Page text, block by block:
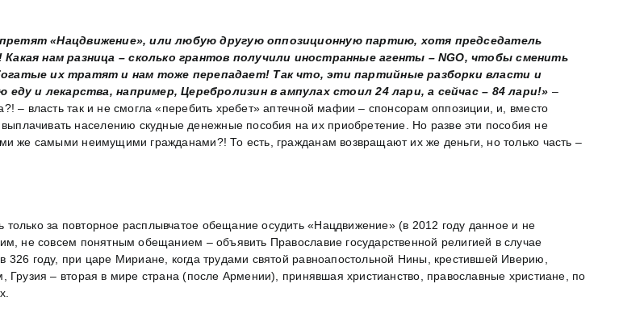
«Нацдвижение», или любую другую оппозиционную партию, хотя председатель
нам разница – сколько грантов получили иностранные агенты – NGO, чтобы сменить
их тратят и нам тоже перепадает! Так что, эти партийные разборки власти и
и лекарства, например, Церебролизин в ампулах стоил 24 лари, а сейчас – 84 лари!» –
– власть так и не смогла «перебить хребет» аптечной мафии – спонсорам оппозиции, и, вместо
населению скудные денежные пособия на их приобретение. Но разве эти пособия не
же самыми неимущими гражданами?! То есть, гражданам возвращают их же деньги, но только часть –
за повторное расплывчатое обещание осудить «Нацдвижение» (в 2012 году данное и не
не совсем понятным обещанием – объявить Православие государственной религией в случае
326 году, при царе Мириане, когда трудами святой равноапостольной Нины, крестившей Иверию,
Грузия – вторая в мире страна (после Армении), принявшая христианство, православные христиане, по